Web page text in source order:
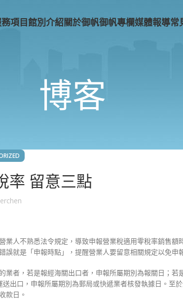
項目館別介紹關於御帆御帆專欄媒體報導常
博客
率 留意三點
業人不熟悉法令規定，導致申報營業稅適用零稅率銷售額
就是「申報時點」，提醒營業人要留意相關規定以免申
業者，若是報經海關出口者，申報所屬期別為報關日；若
出口，申報所屬期別為郵局或快遞業者核發執據日。至
款日。